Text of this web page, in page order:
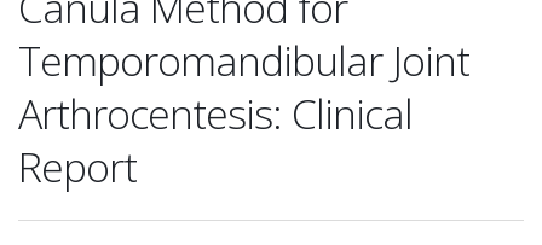
Temporomandibular Joint
Arthrocentesis: Clinical
Report